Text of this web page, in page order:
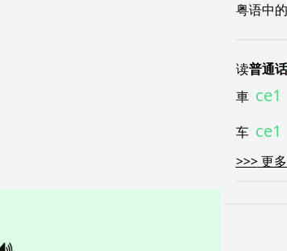
粤语中
读普通话
車 ce1
车 ce1
>>> 更